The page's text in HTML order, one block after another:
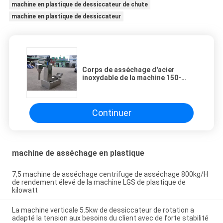
machine en plastique de dessiccateur de chute
machine en plastique de dessiccateur
Corps de asséchage d'acier
inoxydable de la machine 150-
Continuer
machine de asséchage en plastique
7,5 machine de asséchage centrifuge de asséchage 800kg/H
de rendement élevé de la machine LGS de plastique de
kilowatt
La machine verticale 5.5kw de dessiccateur de rotation a
adapté la tension aux besoins du client avec de forte stabilité